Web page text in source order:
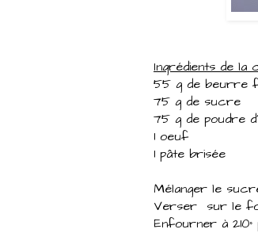
Ingrédients de la
55 g de beurre
75 g de sucre
75 g de poudre
1 oeuf
1 pâte brisée
Mélanger le
Verser sur le
Enfourner à